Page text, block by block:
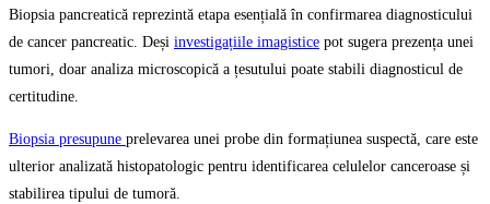
Biopsia pancreatică reprezintă etapa esențială în confirmarea diagnosticului
de cancer pancreatic. Deși investigațiile imagistice pot sugera prezența unei
tumori, doar analiza microscopică a țesutului poate stabili diagnosticul de
certitudine.
Biopsia presupune prelevarea unei probe din formațiunea suspectă, care este
ulterior analizată histopatologic pentru identificarea celulelor canceroase și
stabilirea tipului de tumoră.